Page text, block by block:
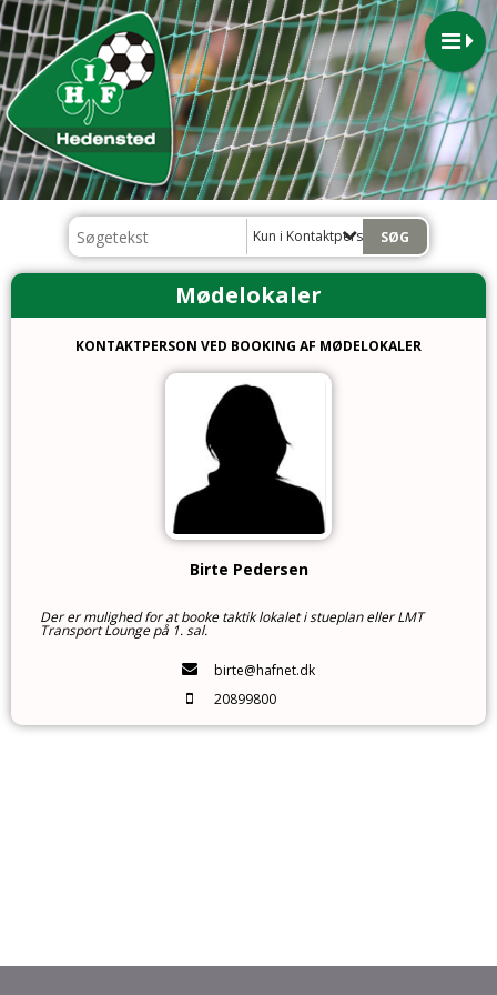
Kun i Kontaktpersoner
Mødelokaler
KONTAKTPERSON VED BOOKING AF MØDELOKALER
Birte Pedersen
Der er mulighed for at booke taktik lokalet i stueplan eller LMT
Transport Lounge på 1. sal.
birte@hafnet.dk
20899800